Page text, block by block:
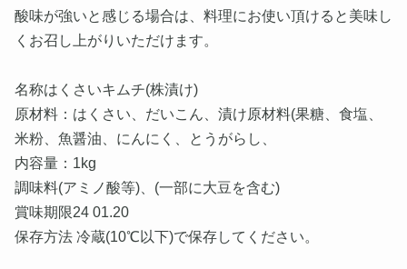
酸味が強いと感じる場合は、料理にお使い頂けると美味し
くお召し上がりいただけます。
名称はくさいキムチ(株漬け)
原材料：はくさい、だいこん、漬け原材料(果糖、食塩、
米粉、魚醤油、にんにく、とうがらし、
内容量：1kg
調味料(アミノ酸等)、(一部に大豆を含む)
賞味期限24 01.20
保存方法 冷蔵(10℃以下)で保存してください。